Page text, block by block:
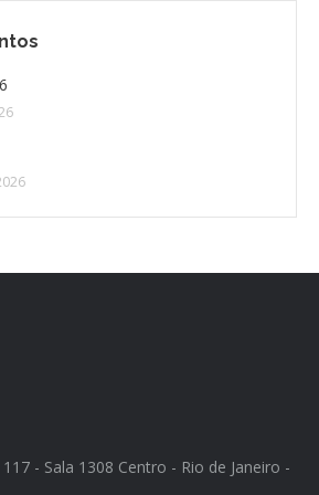
- Sala 1308 Centro - Rio de Janeiro -